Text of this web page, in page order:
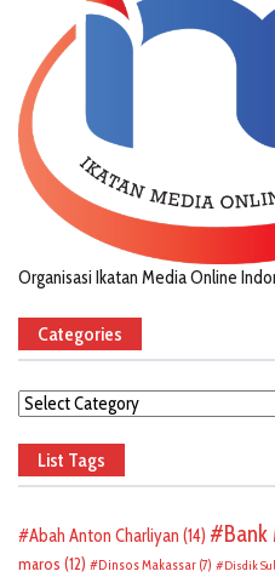
Organisasi Ikatan Media Online
Categories
Categories
List Tags
Abah Anton Charliyan (14)
maros (12) Dinsos Makassar (7) Disdik